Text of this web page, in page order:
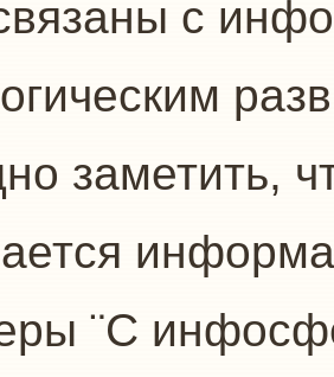
с
заметить,
¨C